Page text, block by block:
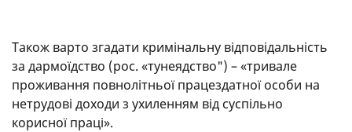
Також варто згадати кримінальну відповідальність
за дармоїдство (рос. «тунеядство") – «тривале
проживання повнолітньої працездатної особи на
нетрудові доходи з ухиленням від суспільно
корисної праці».